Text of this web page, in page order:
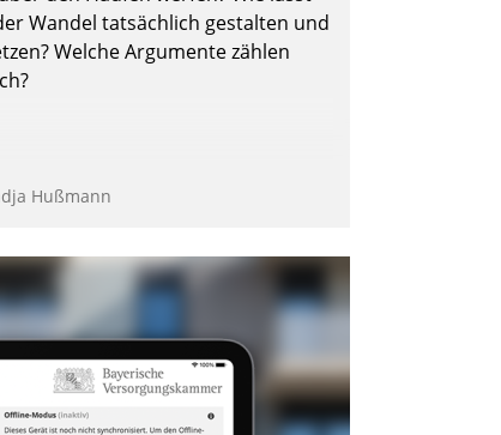
Wandel tatsächlich gestalten und
Welche Argumente zählen
Hußmann